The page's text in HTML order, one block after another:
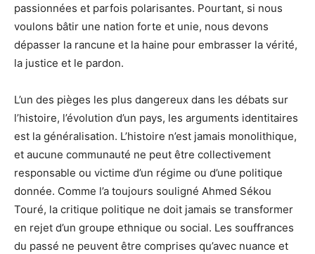
passionnées et parfois polarisantes. Pourtant, si nous
voulons bâtir une nation forte et unie, nous devons
dépasser la rancune et la haine pour embrasser la vérité,
la justice et le pardon.
L’un des pièges les plus dangereux dans les débats sur
l’histoire, l’évolution d’un pays, les arguments identitaires
est la généralisation. L’histoire n’est jamais monolithique,
et aucune communauté ne peut être collectivement
responsable ou victime d’un régime ou d’une politique
donnée. Comme l’a toujours souligné Ahmed Sékou
Touré, la critique politique ne doit jamais se transformer
en rejet d’un groupe ethnique ou social. Les souffrances
du passé ne peuvent être comprises qu’avec nuance et